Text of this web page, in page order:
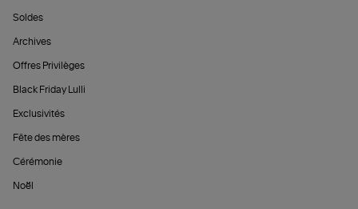
Soldes
Archives
Offres Privilèges
Black Friday Lulli
Exclusivités
Fête des mères
Cérémonie
Noël